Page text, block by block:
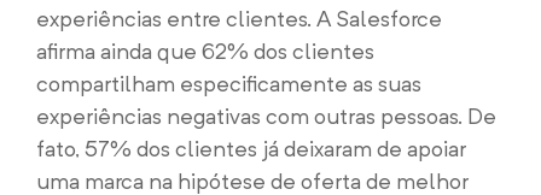
experiências entre clientes. A Salesforce
afirma ainda que 62% dos clientes
compartilham especificamente as suas
experiências negativas com outras pessoas. De
fato, 57% dos clientes já deixaram de apoiar
uma marca na hipótese de oferta de melhor